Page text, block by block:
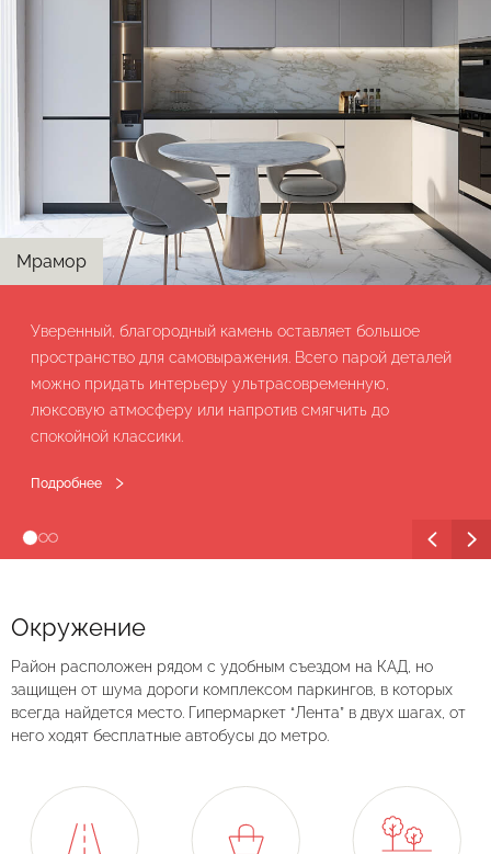
Мрамор
Уверенный, благородный камень оставляет большое
пространство для самовыражения. Всего парой деталей
можно придать интерьеру ультрасовременную,
люксовую атмосферу или напротив смягчить до
спокойной классики.
Подробнее
Окружение
Район расположен рядом с удобным съездом на КАД, но
защищен от шума дороги комплексом паркингов, в которых
всегда найдется место. Гипермаркет “Лента” в двух шагах, от
него ходят бесплатные автобусы до метро.